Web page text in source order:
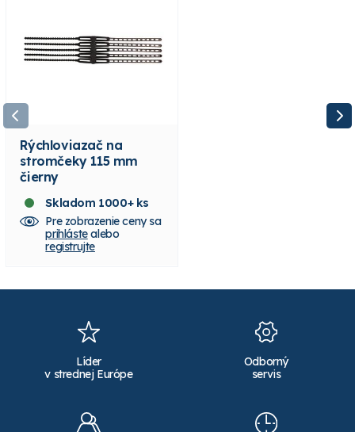
Rýchloviazač na
stromčeky 115 mm
čierny
Skladom 1000+ ks
Pre zobrazenie ceny sa
prihlástealebo
registrujte
Líder
v strednej Európe
Odborný
servis